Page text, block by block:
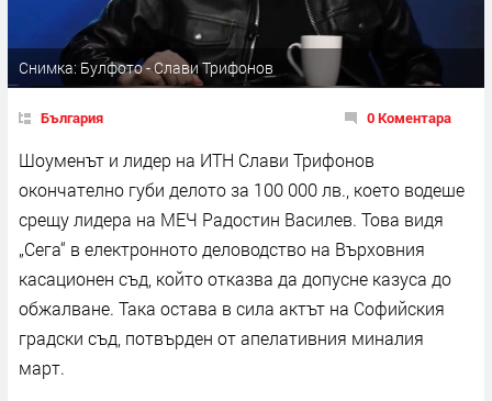
Снимка: Булфото - Слави Трифонов
България 0 Коментара
Шоуменът и лидер на ИТН Слави Трифонов
окончателно губи делото за 100 000 лв., което водеше
срещу лидера на МЕЧ Радостин Василев. Това видя
„Сега“ в електронното деловодство на Върховния
касационен съд, който отказва да допусне казуса до
обжалване. Така остава в сила актът на Софийския
градски съд, потвърден от апелативния миналия
март.